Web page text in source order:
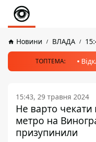
Новини ВЛАДА
ТОПТЕМА:
15:43, 29 травня 2024
Не варто
метро на
призупинили